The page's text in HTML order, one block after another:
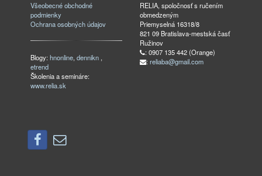
Všeobecné obchodné
podmienky
Ochrana osobných údajov
Blogy:hnonline,dennikn ,
etrend
Školenia a semináre:
www.relia.sk
RELIA, spoločnosť s ručením
obmedzeným
Priemyselná 16318/8
821 09 Bratislava-mestská časť
Ružinov
: 0907 135 442 (Orange)
: reliaba@gmail.com